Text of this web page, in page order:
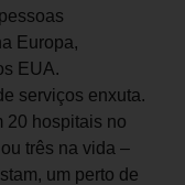
Europa,
EUA.
serviços enxuta.
20 hospitais no
três na vida –
um perto de